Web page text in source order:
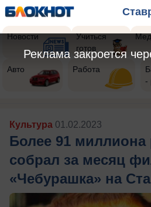
Новости
Учиться
готов
Авто Работа
-
Культура 01.02.2023
Более 91 миллиона
собрал за месяц
«Чебурашка» на
Реклама закроется